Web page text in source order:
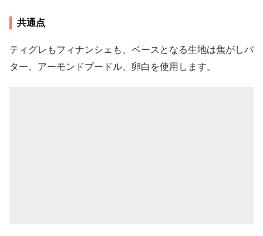
共通点
ティグレもフィナンシェも、ベースとなる生地は焦がしバ
ター、アーモンドプードル、卵白を使用します。